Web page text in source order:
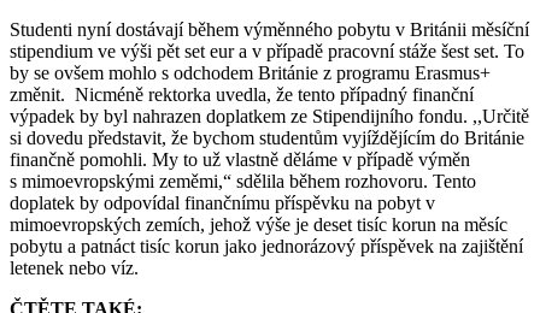
Studenti nyní dostávají během výměnného pobytu v Británii měsíční
stipendium ve výši pět set eur a v případě pracovní stáže šest set. To
by se ovšem mohlo s odchodem Británie z programu Erasmus+
změnit. Nicméně rektorka uvedla, že tento případný finanční
výpadek by byl nahrazen doplatkem ze Stipendijního fondu. ,,Určitě
si dovedu představit, že bychom studentům vyjíždějícím do Británie
finančně pomohli. My to už vlastně děláme v případě výměn
s mimoevropskými zeměmi,“ sdělila během rozhovoru. Tento
doplatek by odpovídal finančnímu příspěvku na pobyt v
mimoevropských zemích, jehož výše je deset tisíc korun na měsíc
pobytu a patnáct tisíc korun jako jednorázový příspěvek na zajištění
letenek nebo víz.
ČTĚTE TAKÉ: